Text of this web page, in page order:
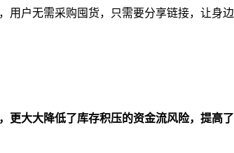
用户无需采购囤货，只需要分享链接，让身
更大大降低了库存积压的资金流风险，提高